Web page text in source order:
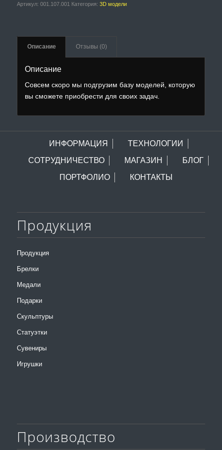
Артикул: 001.107.001 Категория: 3D модели
Описание Отзывы (0)
Описание
Совсем скоро мы подгрузим базу моделей, которую
вы сможете приобрести для своих задач.
ИНФОРМАЦИЯ
ТЕХНОЛОГИИ
СОТРУДНИЧЕСТВО
МАГАЗИН
БЛОГ
ПОРТФОЛИО
КОНТАКТЫ
Продукция
Продукция
Брелки
Медали
Подарки
Скульптуры
Статуэтки
Сувениры
Игрушки
Производство